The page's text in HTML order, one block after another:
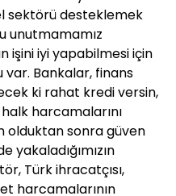
sektörü desteklemek
unutmamamız
işini iyi yapabilmesi için
var. Bankalar, finans
ki rahat kredi versin,
harcamalarını
olduktan sonra güven
yakaladığımızın
Türk ihracatçısı,
harcamalarının